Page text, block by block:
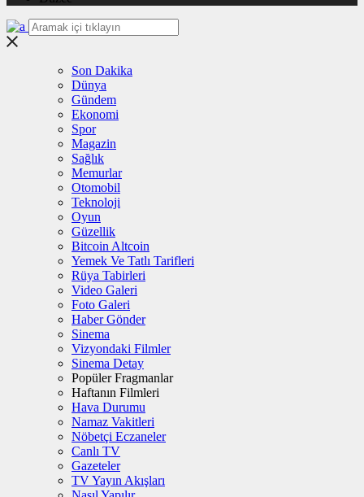
Son Dakika
Dünya
Gündem
Ekonomi
Spor
Magazin
Sağlık
Memurlar
Otomobil
Teknoloji
Oyun
Güzellik
Bitcoin Altcoin
Yemek Ve Tatlı Tarifleri
Rüya Tabirleri
Video Galeri
Foto Galeri
Haber Gönder
Sinema
Vizyondaki Filmler
Sinema Detay
Popüler Fragmanlar
Haftanın Filmleri
Hava Durumu
Namaz Vakitleri
Nöbetçi Eczaneler
Canlı TV
Gazeteler
TV Yayın Akışları